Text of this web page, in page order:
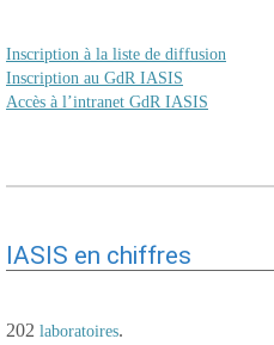
Inscription à la liste de diffusion
Inscription au GdR IASIS
Accès à l’intranet GdR IASIS
IASIS en chiffres
202 laboratoires.